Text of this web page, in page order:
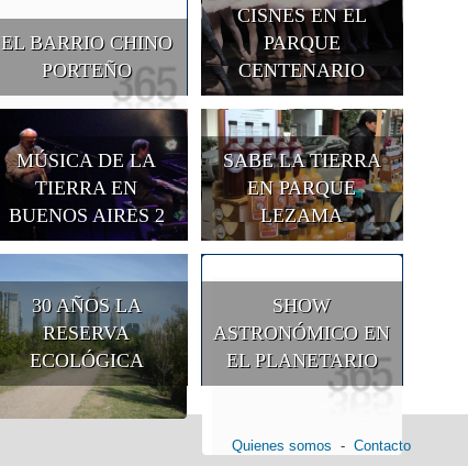
EL BARRIO CHINO
PORTEÑO
CISNES EN EL
PARQUE
CENTENARIO
MÚSICA DE LA
TIERRA EN
BUENOS AIRES 2
SABE LA TIERRA
EN PARQUE
LEZAMA
30 AÑOS LA
RESERVA
ECOLÓGICA
SHOW
ASTRONÓMICO EN
EL PLANETARIO
Quienes somos - Contacto